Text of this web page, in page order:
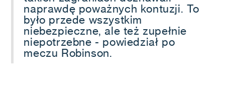
naprawdę poważnych kontuzji. To
było przede wszystkim
niebezpieczne, ale też zupełnie
niepotrzebne - powiedział po
meczu Robinson.